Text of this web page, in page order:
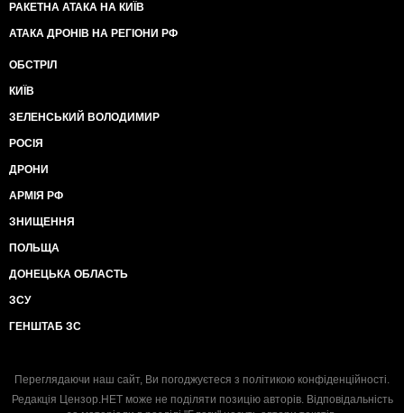
РАКЕТНА АТАКА НА КИЇВ
АТАКА ДРОНІВ НА РЕГІОНИ РФ
ОБСТРІЛ
КИЇВ
ЗЕЛЕНСЬКИЙ ВОЛОДИМИР
РОСІЯ
ДРОНИ
АРМІЯ РФ
ЗНИЩЕННЯ
ПОЛЬЩА
ДОНЕЦЬКА ОБЛАСТЬ
ЗСУ
ГЕНШТАБ ЗС
Переглядаючи наш сайт, Ви погоджуєтеся з політикою конфіденційності.
Редакція Цензор.НЕТ може не поділяти позицію авторів. Відповідальність